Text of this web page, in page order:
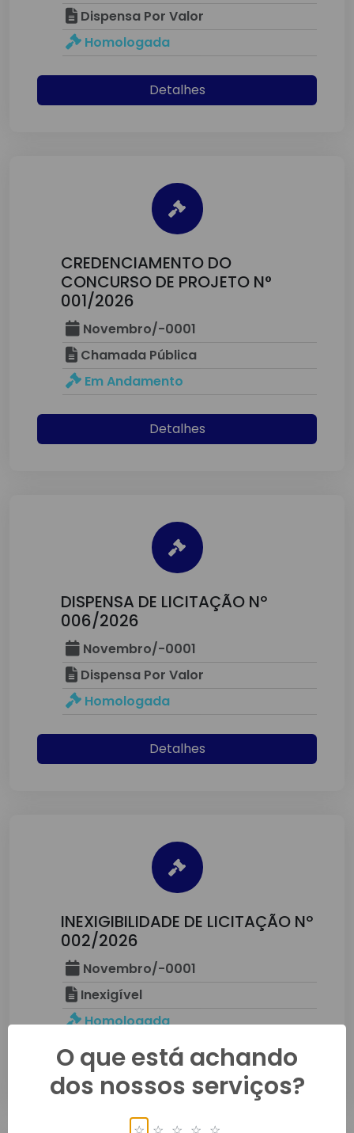
Dispensa Por Valor
Homologada
Detalhes
CREDENCIAMENTO DO
CONCURSO DE PROJETO N°
001/2026
Novembro/-0001
Chamada Pública
Em Andamento
Detalhes
DISPENSA DE LICITAÇÃO Nº
006/2026
Novembro/-0001
Dispensa Por Valor
Homologada
Detalhes
INEXIGIBILIDADE DE LICITAÇÃO Nº
002/2026
Novembro/-0001
Inexigível
Homologada
Detalhes
O que está achando
dos nossos serviços?